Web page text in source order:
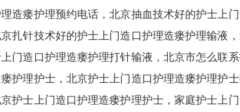
造瘘护理预约电话，北京抽血技术好的护士上
扎针技术好的护士上门造口护理造瘘护理输液
门造口护理造瘘护理打针输液，北京市怎么联
护理护士，北京护士上门造口护理造瘘护理护
护士上门造口护理造瘘护理护士，家庭护士上